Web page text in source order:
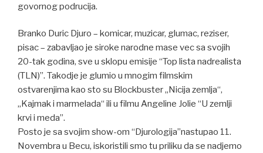
govornog podrucija.
Branko Duric Djuro – komicar, muzicar, glumac, reziser,
pisac – zabavljao je siroke narodne mase vec sa svojih
20-tak godina, sve u sklopu emisije “Top lista nadrealista
(TLN)”. Takodje je glumio u mnogim filmskim
ostvarenjima kao sto su Blockbuster „Nicija zemlja“,
„Kajmak i marmelada“ ili u filmu Angeline Jolie “U zemlji
krvi i meda”.
Posto je sa svojim show-om “Djurologija”nastupao 11.
Novembra u Becu, iskoristili smo tu priliku da se nadjemo